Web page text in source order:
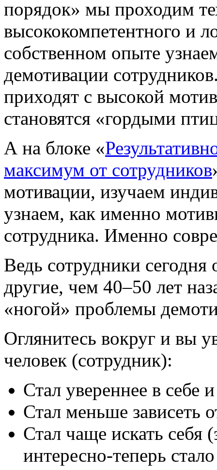
порядок» мы проходим
высококомпетентного и
собственном опыте
демотивации
приходят с высокой
становятся «гордыми
А на блоке «
максимум от сотрудников
мотивации, изучаем
узнаем, как именно
сотрудника. Именно
Ведь сотрудники
другие, чем 40–50 лет
«ногой» проблемы
Оглянитесь вокруг и вы
человек (сотрудник):
Стал увереннее в себе
Стал меньше зависеть
Стал чаще искать себя
интересно-теперь